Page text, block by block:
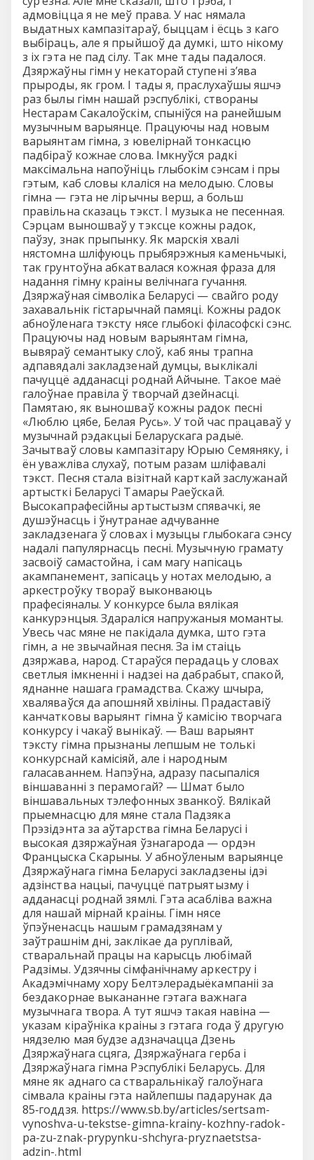
адмовiцца я не меў права. У нас нямала
выдатных кампазiтараў, быццам i ёсць з каго
выбiраць, але я прыйшоў да думкi, што нiкому
з iх гэта не пад сiлу. Так мне тады падалося.
Дзяржаўны гiмн у некаторай ступенi з’ява
прыроды, як гром. I тады я, праслухаўшы яшчэ
раз былы гiмн нашай рэспублiкi, створаны
Нестарам Сакалоўскiм, спынiўся на ранейшым
музычным варыянце. Працуючы над новым
варыянтам гiмна, з ювелiрнай тонкасцю
падбiраў кожнае слова. Iмкнуўся радкi
максiмальна напоўнiць глыбокiм сэнсам i пры
гэтым, каб словы клалiся на мелодыю. Словы
гiмна — гэта не лiрычны верш, а больш
правiльна сказаць тэкст. I музыка не песенная.
Сэрцам выношваў у тэксце кожны радок,
паўзу, знак прыпынку. Як марскiя хвалi
нястомна шлiфуюць прыбярэжныя каменьчыкi,
так грунтоўна абкатвалася кожная фраза для
надання гiмну краiны велiчнага гучання.
Дзяржаўная сiмволiка Беларусi — свайго роду
захавальнiк гiстарычнай памяцi. Кожны радок
абноўленага тэксту нясе глыбокi фiласофскi сэнс.
Працуючы над новым варыянтам гiмна,
вывяраў семантыку слоў, каб яны трапна
адпавядалi закладзенай думцы, выклiкалi
пачуццё адданасцi роднай Айчыне. Такое маё
галоўнае правiла ў творчай дзейнасцi.
Памятаю, як выношваў кожны радок песнi
«Люблю цябе, Белая Русь». У той час працаваў у
музычнай рэдакцыi Беларускага радыё.
Зачытваў словы кампазiтару Юрыю Семяняку, i
ён уважлiва слухаў, потым разам шлiфавалi
тэкст. Песня стала вiзiтнай карткай заслужанай
артысткi Беларусi Тамары Раеўскай.
Высокапрафесiйны артыстызм спявачкi, яе
душэўнасць i ўнутранае адчуванне
закладзенага ў словах i музыцы глыбокага сэнсу
надалi папулярнасць песнi. Музычную грамату
засвоiў самастойна, i сам магу напiсаць
акампанемент, запiсаць у нотах мелодыю, а
аркестроўку твораў выконваюць
прафесiяналы. У конкурсе была вялiкая
канкурэнцыя. Здаралiся напружаныя моманты.
Увесь час мяне не пакiдала думка, што гэта
гiмн, а не звычайная песня. За iм стаiць
дзяржава, народ. Стараўся перадаць у словах
светлыя iмкненнi i надзеi на дабрабыт, спакой,
яднанне нашага грамадства. Скажу шчыра,
хваляваўся да апошняй хвiлiны. Прадаставiў
канчатковы варыянт гiмна ў камiсiю творчага
конкурсу i чакаў вынiкаў. — Ваш варыянт
тэксту гiмна прызнаны лепшым не толькi
конкурснай камiсiяй, але i народным
галасаваннем. Напэўна, адразу пасыпалiся
вiншаваннi з перамогай? — Шмат было
вiншавальных тэлефонных званкоў. Вялiкай
прыемнасцю для мяне стала Падзяка
Прэзiдэнта за аўтарства гiмна Беларусi i
высокая дзяржаўная ўзнагарода — ордэн
Францыска Скарыны. У абноўленым варыянце
Дзяржаўнага гiмна Беларусi закладзены iдэi
адзiнства нацыi, пачуццё патрыятызму i
адданасцi роднай зямлi. Гэта асаблiва важна
для нашай мiрнай краiны. Гiмн нясе
ўпэўненасць нашым грамадзянам у
заўтрашнiм днi, заклiкае да руплiвай,
стваральнай працы на карысць любiмай
Радзiмы. Удзячны сiмфанiчнаму аркестру i
Акадэмiчнаму хору Белтэлерадыёкампанii за
бездакорнае выкананне гэтага важнага
музычнага твора. А тут яшчэ такая навiна —
указам кiраўнiка краiны з гэтага года ў другую
нядзелю мая будзе адзначацца Дзень
Дзяржаўнага сцяга, Дзяржаўнага герба i
Дзяржаўнага гiмна Рэспублiкi Беларусь. Для
мяне як аднаго са стваральнiкаў галоўнага
сiмвала краiны гэта найлепшы падарунак да
85‑годдзя. https://www.sb.by/articles/sertsam-
vynoshva-u-tekstse-gimna-krainy-kozhny-radok-
pa-zu-znak-prypynku-shchyra-pryznaetstsa-
adzin-.html